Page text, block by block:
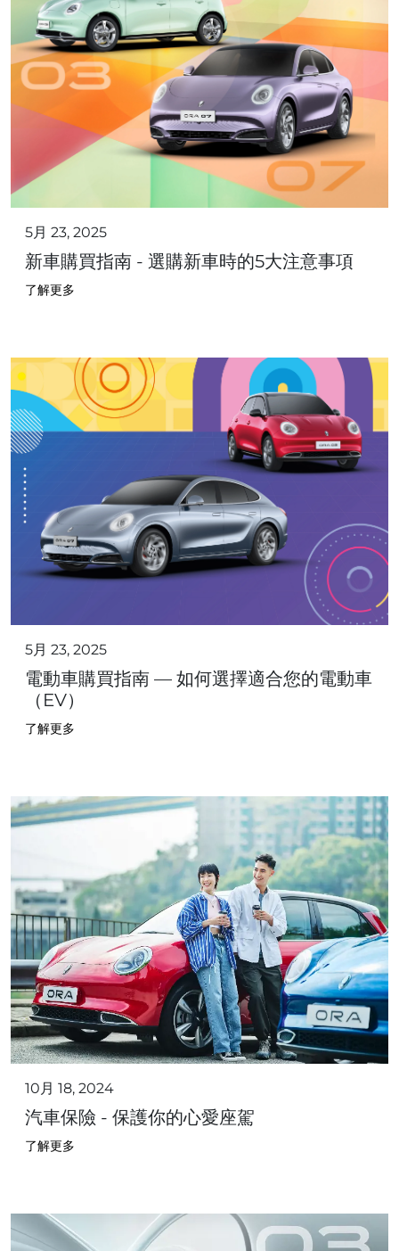
5月 23, 2025
新車購買指南 - 選購新車時的5大注意事項
了解更多
5月 23, 2025
電動車購買指南 — 如何選擇適合您的電動車
（EV）
了解更多
10月 18, 2024
汽車保險 - 保護你的心愛座駕
了解更多